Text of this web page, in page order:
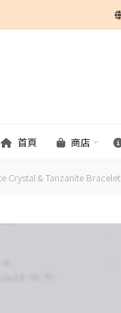
首頁 商店
Crystal & Tanzanite Bracelet